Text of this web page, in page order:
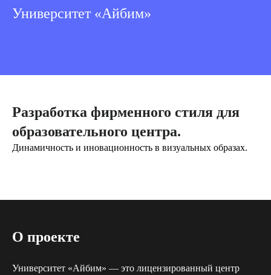
Университет «Айбим»
Разработка фирменного стиля для
образовательного центра.
Динамичность и иновационность в визуальных образах.
О проекте
Университет «Айбим» — это лицензированный центр